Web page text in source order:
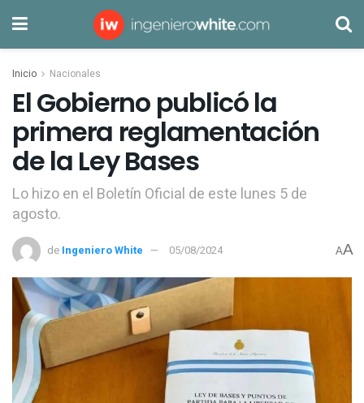
Inicio Nacionales
El Gobierno publicó la
primera reglamentación
de la Ley Bases
Lo hizo en el Boletín Oficial de este lunes 5 de
agosto.
de Ingeniero White 05/08/2024 AA